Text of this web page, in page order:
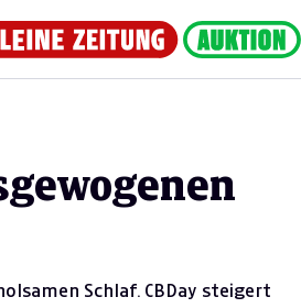
Schlaf. CBDay steigert